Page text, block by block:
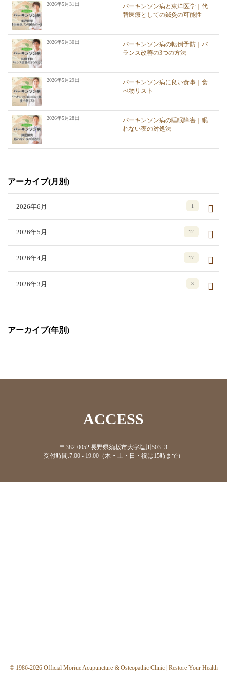
2026年5月31日
パーキンソン病と東洋医学｜代
替医療としての鍼灸の可能性
2026年5月30日
パーキンソン病の転倒予防｜バ
ランス改善の3つの方法
2026年5月29日
パーキンソン病に良い食事｜食
べ物リスト
2026年5月28日
パーキンソン病の睡眠障害｜眠
れない夜の対処法
アーカイブ(月別)
2026年6月 1
2026年5月 12
2026年4月 17
2026年3月 3
アーカイブ(年別)
ACCESS
〒382-0052 長野県須坂市大字塩川503−3
受付時間:7:00 - 19:00（木・土・日・祝は15時まで）
© 1986-2026 Official Moriue Acupuncture & Osteopathic Clinic | Restore Your Health